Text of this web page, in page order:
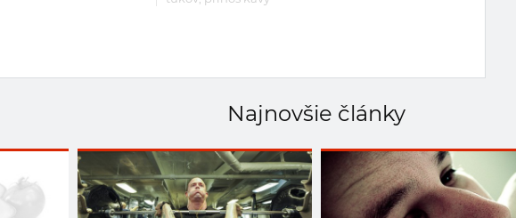
Najnovšie články